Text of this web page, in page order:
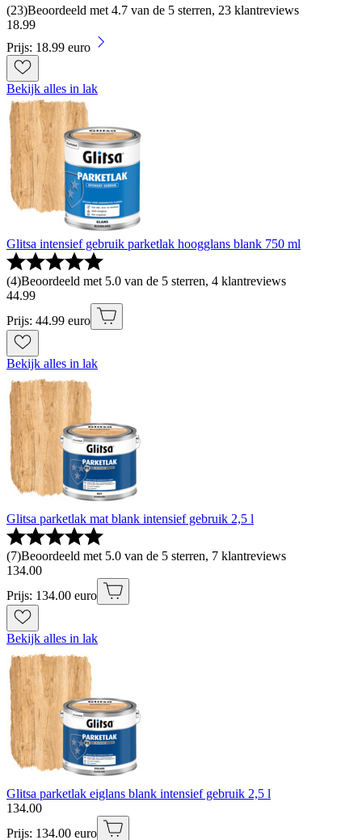
(23)Beoordeeld met 4.7 van de 5 sterren, 23 klantreviews
18.99
Prijs: 18.99 euro
Bekijk alles in lak
Glitsa intensief gebruik parketlak hoogglans blank 750 ml
(4)Beoordeeld met 5.0 van de 5 sterren, 4 klantreviews
44.99
Prijs: 44.99 euro
Bekijk alles in lak
Glitsa parketlak mat blank intensief gebruik 2,5 l
(7)Beoordeeld met 5.0 van de 5 sterren, 7 klantreviews
134.00
Prijs: 134.00 euro
Bekijk alles in lak
Glitsa parketlak eiglans blank intensief gebruik 2,5 l
134.00
Prijs: 134.00 euro